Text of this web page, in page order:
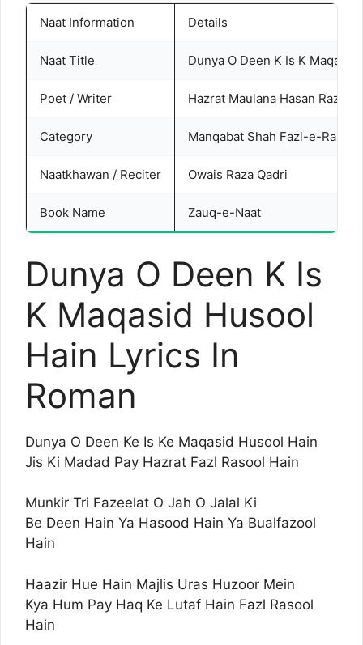
Naat Information Details
Naat Title Dunya O Deen K Is K Maqasid
Poet / Writer Hazrat Maulana Hasan Raza
Category Manqabat Shah Fazl-e-
Naatkhawan / Reciter Owais Raza Qadri
Book Name Zauq-e-Naat
Dunya O Deen K Is
K Maqasid Husool
Hain Lyrics In
Roman
Dunya O Deen Ke Is Ke Maqasid Husool Hain
Jis Ki Madad Pay Hazrat Fazl Rasool Hain
Munkir Tri Fazeelat O Jah O Jalal Ki
Be Deen Hain Ya Hasood Hain Ya Bualfazool
Hain
Haazir Hue Hain Majlis Uras Huzoor Mein
Kya Hum Pay Haq Ke Lutaf Hain Fazl Rasool
Hain